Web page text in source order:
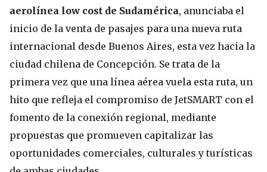
aerolínea low cost de Sudamérica, anunciaba el
inicio de la venta de pasajes para una nueva ruta
internacional desde Buenos Aires, esta vez hacia la
ciudad chilena de Concepción. Se trata de la
primera vez que una línea aérea vuela esta ruta, un
hito que refleja el compromiso de JetSMART con el
fomento de la conexión regional, mediante
propuestas que promueven capitalizar las
oportunidades comerciales, culturales y turísticas